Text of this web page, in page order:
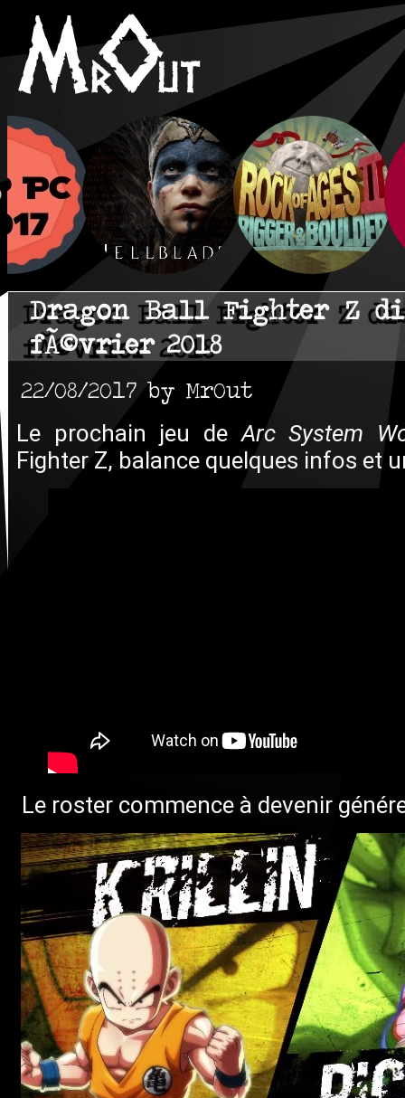
Dragon Ball Fighter Z
fÃ©vrier 2018
22/08/2017 by MrOut
Le prochain jeu deArc System
Fighter Z, balance quelques infos et
Le roster commence à devenir